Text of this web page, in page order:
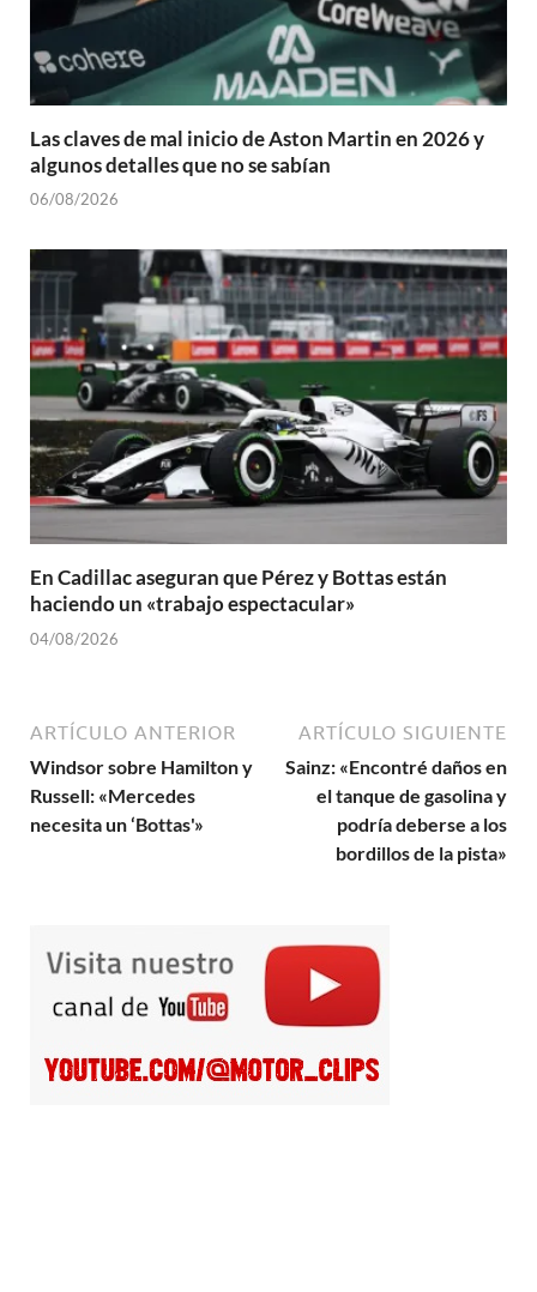
Las claves de mal inicio de Aston Martin en 2026 y
algunos detalles que no se sabían
06/08/2026
En Cadillac aseguran que Pérez y Bottas están
haciendo un «trabajo espectacular»
04/08/2026
ARTÍCULO ANTERIOR
Windsor sobre Hamilton y
Russell: «Mercedes
necesita un ‘Bottas'»
ARTÍCULO SIGUIENTE
Sainz: «Encontré daños en
el tanque de gasolina y
podría deberse a los
bordillos de la pista»